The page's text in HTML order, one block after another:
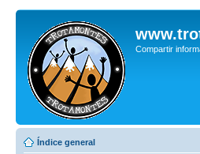
Compartir
Índice general